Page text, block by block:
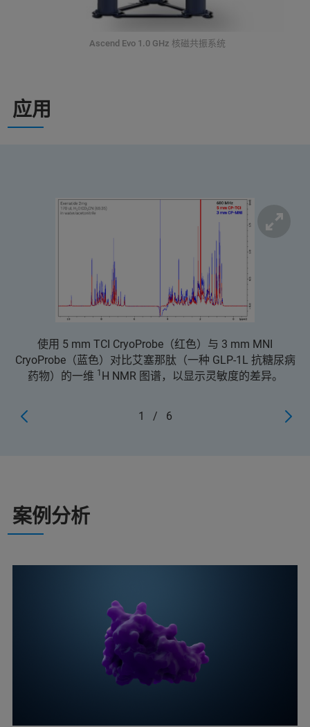
Ascend Evo 1.0 GHz 核磁共振系统
应用
使用 5 mm TCI CryoProbe（红色）与 3 mm MNI
CryoProbe（蓝色）对比艾塞那肽（一种 GLP-1L 抗糖尿病
药物）的一维 1 H NMR 图谱，以显示灵敏度的差异。
1 / 6
案例分析